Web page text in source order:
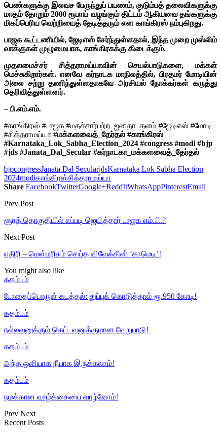
பெண்களுக்கு இலவச பேருந்துப் பயணம், குடும்பத் தலைவிகளுக்கு
மாதம் தோறும் 2000 ரூபாய் வழங்கும் திட்டம் ஆகியவை தங்களுக்கு
மிகப்பெரிய வெற்றியைத் தேடித்தரும் என காங்கிரஸ் நம்புகிறது.
பாஜக கூட்டணியில், ஜேடிஎஸ் சேர்ந்துள்ளதால், இந்த முறை முஸ்லிம்
வாக்குகள் முழுமையாக, காங்கிரசுக்கு கிடைக்கும்.
முதலமைச்சர் சித்தராமய்யாவின் செயல்பாடுகளை, மக்கள்
மெச்சுகிறார்கள்.எனவே கர்நாடக மாநிலத்தில், பிரதமர் மோடியின்
அலை சற்று தணிந்துள்ளதாகவே அரசியல் நோக்கர்கள் கருத்து
தெரிவித்துள்ளனர்.
– பி.எம்.எம்.
#காங்கிரஸ் #பாஜக #மதச்சார்பற்ற_ஜனதா_தளம் #ஜேடிஎஸ் #மோடி
#சித்தராமய்யா #மக்களவைத்_தேர்தல் #காங்கிரஸ்
#Karnataka_Lok_Sabha_Election_2024 #congress #modi #bjp
#jds #Janata_Dal_Secular #கர்நாடகா_மக்களவைத்_தேர்தல்
bjpcongressJanata Dal SecularjdsKarnataka Lok Sabha Election
2024modiகாங்கிரஸ்சித்தராமய்யா
Share FacebookTwitterGoogle+ReddItWhatsAppPinterestEmail
Prev Post
சூரத் தொகுதியில் எப்படி ஜெயித்தார் பாஜக எம்.பி.?
Next Post
எதிரி – மெஸ்மரிசம் செய்த விவேக்கின் ‘காமெடி’!
You might also like
கதம்பம்
போதைப்பொருள் கடத்தல்: துப்புக் கொடுத்தால் ரூ.950 கோடி!
கதம்பம்
நல்லவனுக்கும் கெட்டவனுக்குமான வேறுபாடு!
கதம்பம்
அந்த ஒளியாக நீயாக இருக்கலாம்!
கதம்பம்
நமக்கான வாழ்க்கையை வாழ்வோம்!
Prev Next
Recent Posts